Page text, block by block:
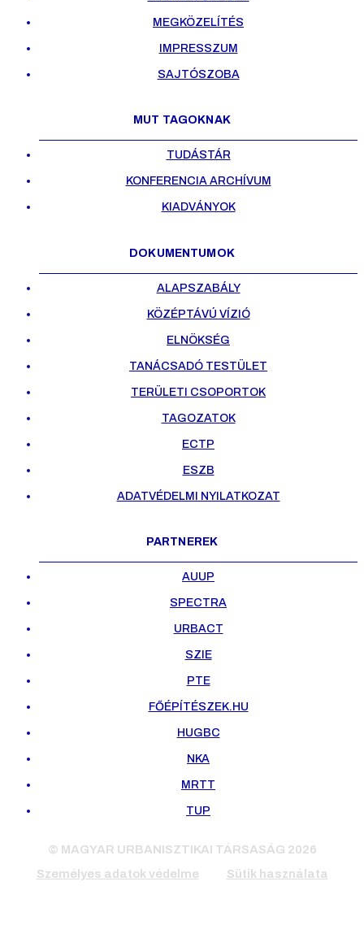
MEGKÖZELÍTÉS
IMPRESSZUM
SAJTÓSZOBA
MUT TAGOKNAK
TUDÁSTÁR
KONFERENCIA ARCHÍVUM
KIADVÁNYOK
DOKUMENTUMOK
ALAPSZABÁLY
KÖZÉPTÁVÚ VÍZIÓ
ELNÖKSÉG
TANÁCSADÓ TESTÜLET
TERÜLETI CSOPORTOK
TAGOZATOK
ECTP
ESZB
ADATVÉDELMI NYILATKOZAT
PARTNEREK
AUUP
SPECTRA
URBACT
SZIE
PTE
FŐÉPÍTÉSZEK.HU
HUGBC
NKA
MRTT
TUP
© MAGYAR URBANISZTIKAI TÁRSASÁG 2026
Személyes adatok védelme
Sütik használata